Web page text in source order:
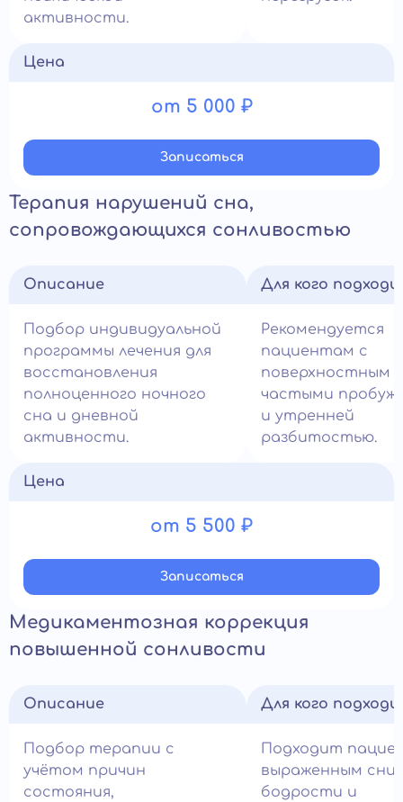
активности.
Цена
от 5 000 ₽
Записатьcя
Терапия нарушений сна,
сопровождающихся сонливостью
Описание
Подбор индивидуальной
программы лечения для
восстановления
полноценного ночного
сна и дневной
активности.
Для кого
Рекомендуется
пациентам с
поверхностным
частыми
и утренней
разбитостью.
Цена
от 5 500 ₽
Записатьcя
Медикаментозная коррекция
повышенной сонливости
Описание
Подбор терапии с
учётом причин
состояния,
Для кого
Подходит
выраженным
бодрости и